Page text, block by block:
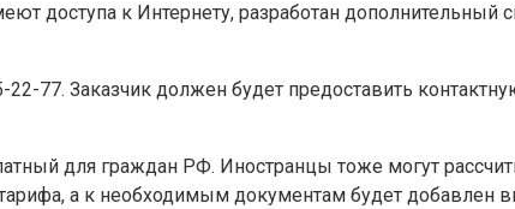
доступа к Интернету, разработан
77. Заказчик должен будет предоставить
для граждан РФ. Иностранцы тоже могут
а к необходимым документам будет добавлен